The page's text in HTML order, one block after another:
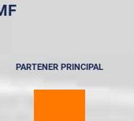
PARTENER PRINCIPAL